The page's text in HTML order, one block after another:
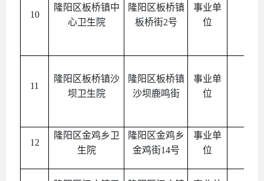
10
隆阳区板桥镇中
心卫生院
隆阳区板桥镇
板桥街2号
事业单
位
11
隆阳区板桥镇沙
坝卫生院
隆阳区板桥镇
沙坝鹿鸣街
事业单
位
12
隆阳区金鸡乡卫
生院
隆阳区金鸡乡
金鸡街14号
事业单
位